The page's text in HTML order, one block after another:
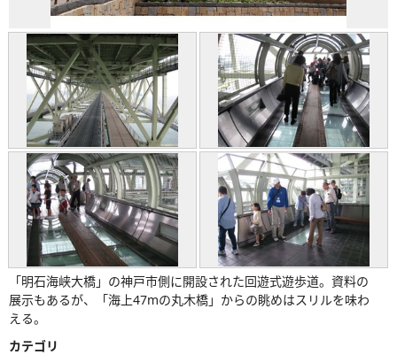
「明石海峡大橋」の神戸市側に開設された回遊式遊歩道。資料の
展示もあるが、「海上47mの丸木橋」からの眺めはスリルを味わ
える。
カテゴリ